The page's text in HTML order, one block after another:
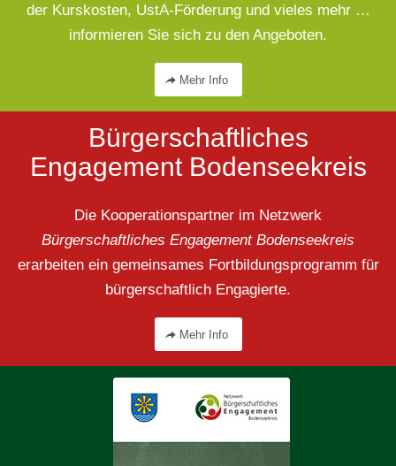
der Kurskosten, UstA-Förderung und vieles mehr …
informieren Sie sich zu den Angeboten.
Mehr Info
Bürgerschaftliches
Engagement Bodenseekreis
Die Kooperationspartner im Netzwerk
Bürgerschaftliches Engagement Bodenseekreis
erarbeiten ein gemeinsames Fortbildungsprogramm für
bürgerschaftlich Engagierte.
Mehr Info